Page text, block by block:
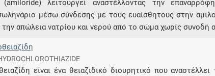
Ενδείξεις και
λειτουργεί αναστέλλοντας την
μέσω σύνδεσης με τους ευαίσθητους στην
απώλεια νατρίου και νερού από το σώμα χωρίς συνοδή
είναι ένα θειαζιδικό διουρητικό που